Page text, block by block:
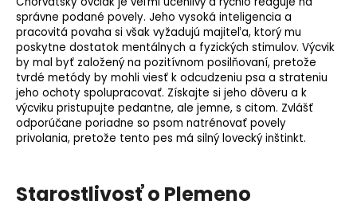
správne podané povely. Jeho vysoká inteligencia a
pracovitá povaha si však vyžadujú majiteľa, ktorý mu
poskytne dostatok mentálnych a fyzických stimulov. Výcvik
by mal byť založený na pozitívnom posilňovaní, pretože
tvrdé metódy by mohli viesť k odcudzeniu psa a strateniu
jeho ochoty spolupracovať. Získajte si jeho dôveru a k
výcviku pristupujte pedantne, ale jemne, s citom. Zvlášť
odporúčane poriadne so psom natrénovať povely
privolania, pretože tento pes má silný lovecký inštinkt.
Starostlivosť o Plemeno